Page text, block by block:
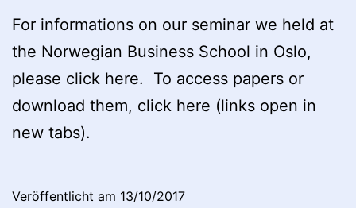
For informations on our seminar we held at
the Norwegian Business School in Oslo,
please click here. To access papers or
download them, click here (links open in
new tabs).
Veröffentlicht am 13/10/2017